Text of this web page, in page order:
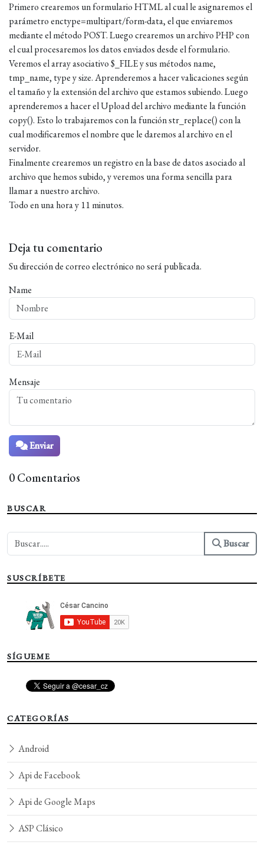
Primero crearemos un formulario HTML al cual le asignaremos el
parámetro enctype=multipart/form-data, el que enviaremos
mediante el método POST. Luego crearemos un archivo PHP con
el cual procesaremos los datos enviados desde el formulario.
Veremos el array asociativo $_FILE y sus métodos name,
tmp_name, type y size. Aprenderemos a hacer valicaciones según
el tamaño y la extensión del archivo que estamos subiendo. Luego
aprenderemos a hacer el Upload del archivo mediante la función
copy(). Esto lo trabajaremos con la función str_replace() con la
cual modificaremos el nombre que le daremos al archivo en el
servidor.
Finalmente crearemos un registro en la base de datos asociado al
archivo que hemos subido, y veremos una forma sencilla para
llamar a nuestro archivo.
Todo en una hora y 11 minutos.
Deja tu comentario
Su dirección de correo electrónico no será publicada.
Name
E-Mail
Mensaje
Enviar
0 Comentarios
BUSCAR
Buscar
SUSCRÍBETE
SÍGUEME
CATEGORÍAS
Android
Api de Facebook
Api de Google Maps
ASP Clásico